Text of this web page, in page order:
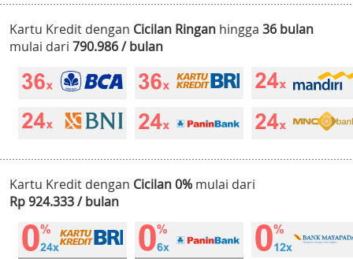
Kartu Kredit dengan Cicilan Ringan hingga 36 bulan
mulai dari 790.986 / bulan
Kartu Kredit dengan Cicilan 0% mulai dari
Rp 924.333 / bulan